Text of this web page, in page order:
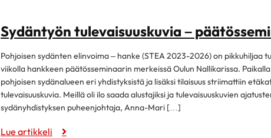
Sydäntyön tulevaisuuskuvia –
Pohjoisen sydänten elinvoima – hanke (STEA 2023-2026) on pikkuhiljaa
viikolla hankkeen päätösseminaarin merkeissä Oulun Nallikarissa.
pohjoisen sydänalueen eri yhdistyksistä ja lisäksi tilaisuus striimattiin
tulevaisuuskuvia. Meillä oli ilo saada alustajiksi ja tulevaisuuskuvien
sydänyhdistyksen puheenjohtaja, Anna-Mari […]
Lue artikkeli